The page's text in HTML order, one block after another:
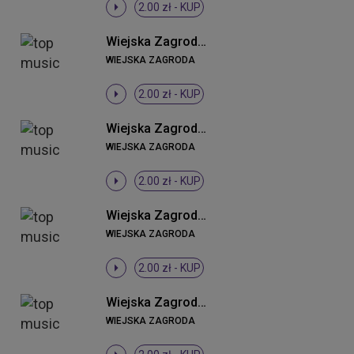
2.00 zł - KUP
Wiejska Zagroda - Kogut i kury
WIEJSKA ZAGRODA
2.00 zł - KUP
Wiejska Zagroda - Konie i źrebaki
WIEJSKA ZAGRODA
2.00 zł - KUP
Wiejska Zagroda - Kurczaczki
WIEJSKA ZAGRODA
2.00 zł - KUP
Wiejska Zagroda - Kwoka z kurczakami
WIEJSKA ZAGRODA